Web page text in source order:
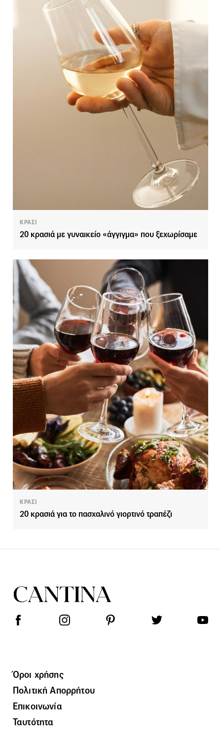
ΚΡΑΣΙ
20 κρασιά με γυναικείο «άγγιγμα» που ξεχωρίσαμε
ΚΡΑΣΙ
20 κρασιά για το πασχαλινό γιορτινό τραπέζι
Όροι χρήσης
Πολιτική Απορρήτου
Επικοινωνία
Ταυτότητα